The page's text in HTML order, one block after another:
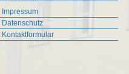
Impressum
Datenschutz
Kontaktformular